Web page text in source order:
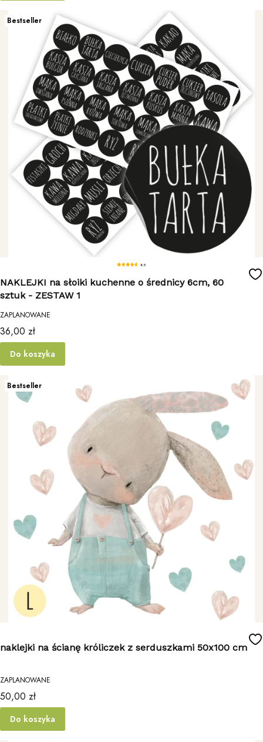
Bestseller
4.5
NAKLEJKI na słoiki kuchenne o średnicy 6cm, 60
sztuk - ZESTAW 1
ZAPLANOWANE
Cena
36,00 zł
Do koszyka
Bestseller
naklejki na ścianę króliczek z serduszkami 50x100 cm
ZAPLANOWANE
Cena
50,00 zł
Do koszyka